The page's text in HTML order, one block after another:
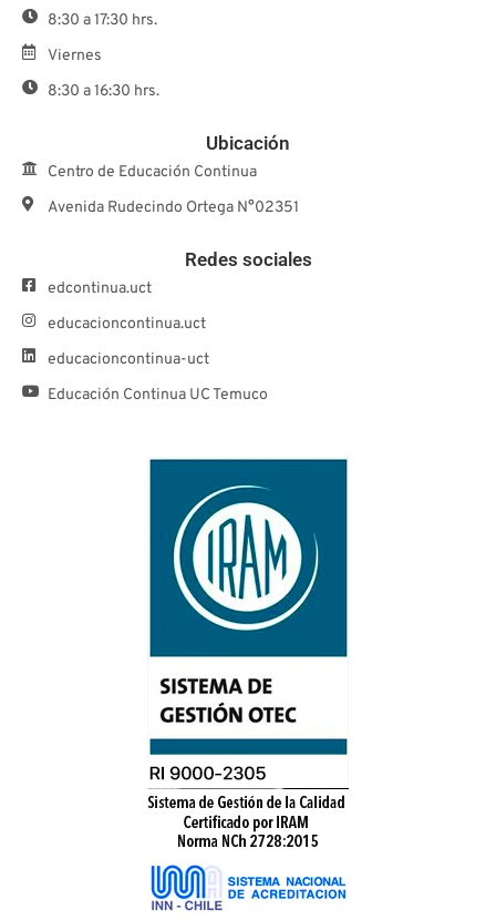
8:30 a 17:30 hrs.
Viernes
8:30 a 16:30 hrs.
Ubicación
Centro de Educación Continua
Avenida Rudecindo Ortega N°02351
Redes sociales
edcontinua.uct
educacioncontinua.uct
educacioncontinua-uct
Educación Continua UC Temuco